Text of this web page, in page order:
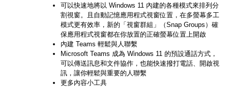
可以快速地將以 Windows 11 內建的各種模式來排列分
割視窗。且自動記憶應用程式視窗位置，在多螢幕多工
模式更有效率，新的「視窗群組」（Snap Groups）確
保應用程式視窗都在你放置的正確螢幕位置上開啟
內建 Teams 輕鬆與人聯繫
Microsoft Teams 成為 Windows 11 的預設通話方式，
可以傳送訊息和文件協作，也能快速撥打電話、開啟視
訊，讓你輕鬆與重要的人聯繫
更多內容小工具